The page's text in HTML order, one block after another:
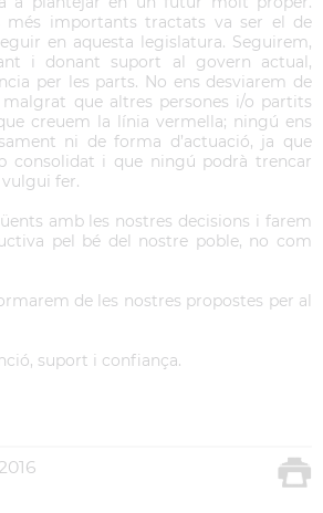
més importants tractats va ser el de
en aquesta legislatura. Seguirem,
i donant suport al govern actual,
per les parts. No ens desviarem de
que altres persones i/o partits
creuem la línia vermella; ningú ens
ni de forma d’actuació, ja que
consolidat i que ningú podrà trencar
fer.
amb les nostres decisions i farem
pel bé del nostre poble, no com
de les nostres propostes per al
suport i confiança.